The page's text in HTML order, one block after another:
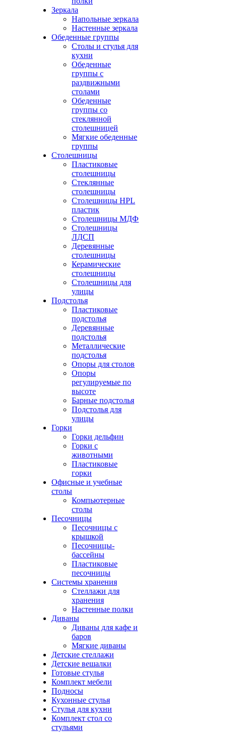
Зеркала
Напольные зеркала
Настенные зеркала
Обеденные группы
Столы и стулья для
кухни
Обеденные
группы с
раздвижными
столами
Обеденные
группы со
стеклянной
столешницей
Мягкие обеденные
группы
Столешницы
Пластиковые
столешницы
Стеклянные
столешницы
Столешницы HPL
пластик
Столешницы МДФ
Столешницы
ЛДСП
Деревянные
столешницы
Керамические
столешницы
Столешницы для
улицы
Подстолья
Пластиковые
подстолья
Деревянные
подстолья
Металлические
подстолья
Опоры для столов
Опоры
регулируемые по
высоте
Барные подстолья
Подстолья для
улицы
Горки
Горки дельфин
Горки с
животными
Пластиковые
горки
Офисные и учебные
столы
Компьютерные
столы
Песочницы
Песочницы с
крышкой
Песочницы-
бассейны
Пластиковые
песочницы
Системы хранения
Стеллажи для
хранения
Настенные полки
Диваны
Диваны для кафе и
баров
Мягкие диваны
Детские стеллажи
Детские вешалки
Готовые стулья
Комплект мебели
Подносы
Кухонные стулья
Стулья для кухни
Комплект стол со
стульями